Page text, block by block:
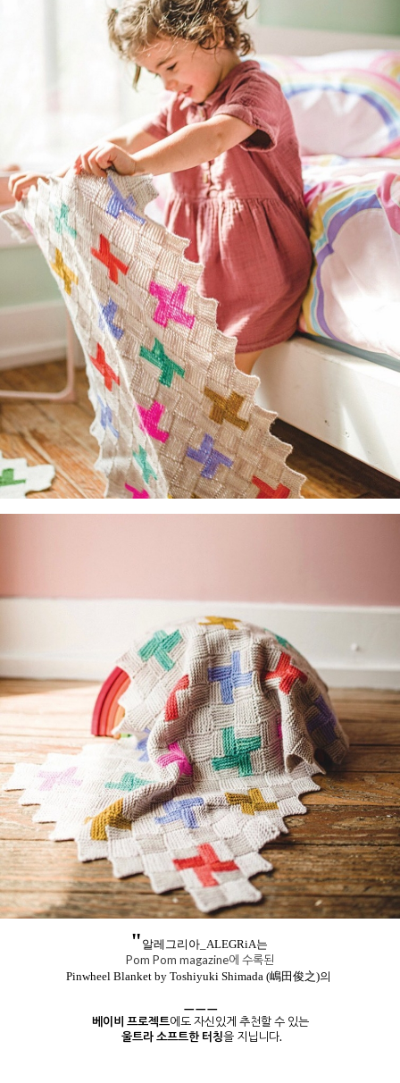
" 알레그리아_ALEGRiA는
Pom Pom magazine에 수록된
Pinwheel Blanket by Toshiyuki Shimada (嶋田俊之)의
ㅡㅡㅡ
베이비 프로젝트에도 자신있게 추천할 수 있는
울트라 소프트한 터칭을 지닙니다.